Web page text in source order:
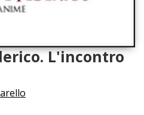
L'incontro